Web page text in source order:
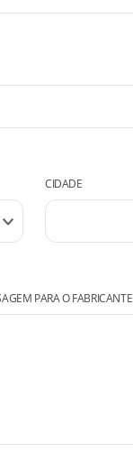
CIDADE
PARA O FABRICANTE